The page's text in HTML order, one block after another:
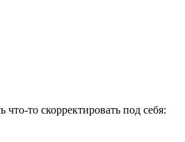
то скорректировать под себя: